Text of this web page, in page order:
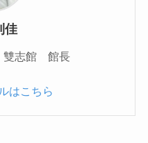
佳
雙志館 館長
はこちら